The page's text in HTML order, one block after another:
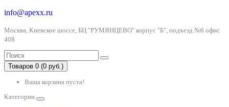
info@apexx.ru
Москва, Киевское шоссе, БЦ "РУМЯНЦЕВО" корпус "Б", подъезд №6 офис
408
Товаров 0 (0 руб.)
Ваша корзина пуста!
Категории